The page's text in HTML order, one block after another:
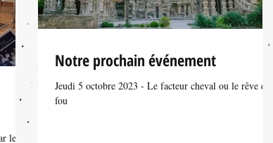
Notre prochain événement
Jeudi 5 octobre 2023 - Le facteur cheval ou le rêve
fou